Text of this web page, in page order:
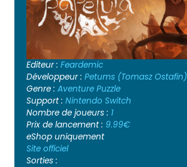
Editeur : Feardemic
Développeur : Petums (Tomasz Ostafin)
Genre : Aventure Puzzle
Support : Nintendo Switch
Nombre de joueurs : 1
Prix de lancement : 9.99€
eShop uniquement
Site officiel
Sorties :